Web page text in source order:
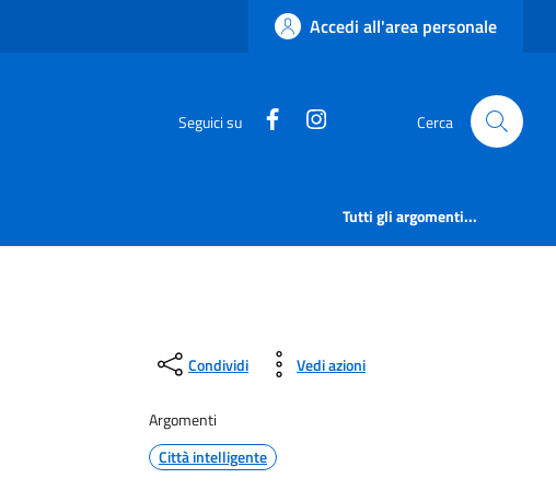
Accedi all'area personale
Seguici su https://www.facebook.com/
https:// Cerca
Tutti gli argomenti...
Condividi Vedi azioni
Argomenti
Città intelligente